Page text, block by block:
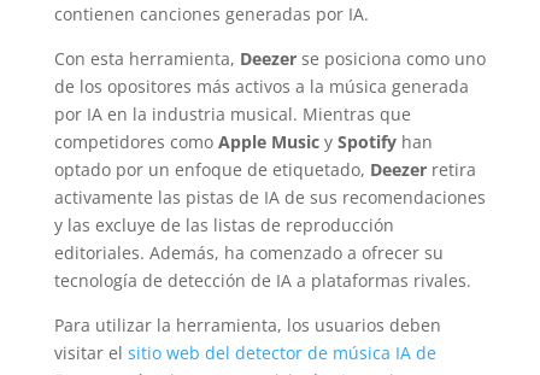
contienen canciones generadas por IA.
Con esta herramienta, Deezerse posiciona como uno
de los opositores más activos a la música generada
por IA en la industria musical. Mientras que
competidores como Apple Musicy Spotifyhan
optado por un enfoque de etiquetado, Deezerretira
activamente las pistas de IA de sus recomendaciones
y las excluye de las listas de reproducción
editoriales. Además, ha comenzado a ofrecer su
tecnología de detección de IA a plataformas rivales.
Para utilizar la herramienta, los usuarios deben
visitar el sitio web del detector de música IA de